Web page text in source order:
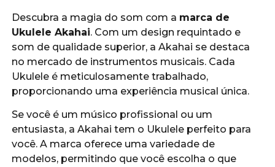
Descubra a magia do som com a marca de
Ukulele Akahai. Com um design requintado e
som de qualidade superior, a Akahai se destaca
no mercado de instrumentos musicais. Cada
Ukulele é meticulosamente trabalhado,
proporcionando uma experiência musical única.
Se você é um músico profissional ou um
entusiasta, a Akahai tem o Ukulele perfeito para
você. A marca oferece uma variedade de
modelos, permitindo que você escolha o que